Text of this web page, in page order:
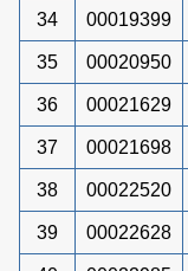
34 00019399
35 00020950
36 00021629
37 00021698
38 00022520
39 00022628